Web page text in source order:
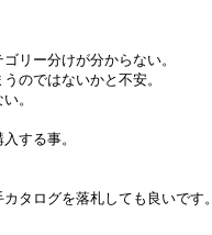
リー分けが分からない。
のではないかと不安。
。
する事。
タログを落札しても良いです。